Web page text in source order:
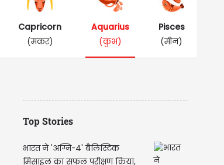
Capricorn
(मकर)
Aquarius
(कुंभ)
Pisces
(मीन)
Top Stories
भारत ने 'अग्नि-4' बैलिस्टिक
मिसाइल का सफल परीक्षण किया,